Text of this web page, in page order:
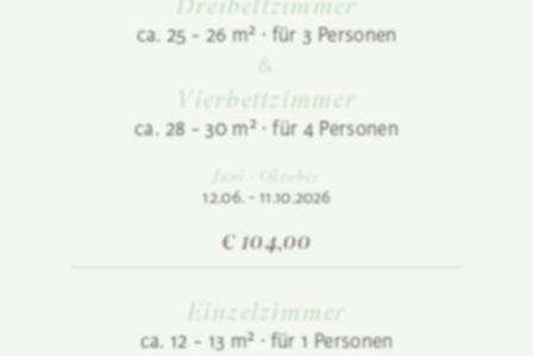
Dreibettzimmer
ca. 25 - 26 m² · für 3 Personen
Vierbettzimmer
ca. 28 - 30 m² · für 4 Personen
Juni - Oktober
12.06. - 11.10.2026
€ 104,00
Einzelzimmer
ca. 12 - 13 m² · für 1 Personen